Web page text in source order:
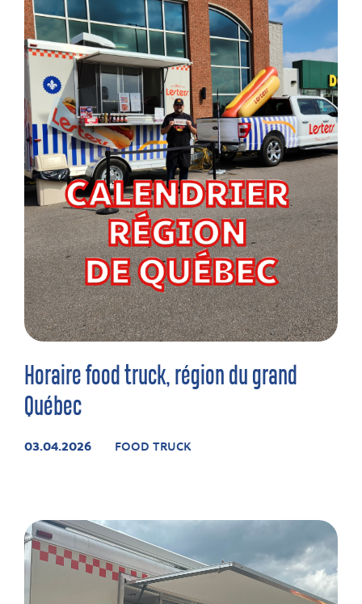
Horaire food truck, région du grand
Québec
03.04.2026 FOOD TRUCK